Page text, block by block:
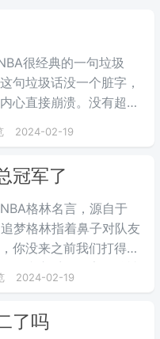
很经典的一句垃圾
句垃圾话没一个脏字，
心直接崩溃。没有超强
2024-02-19
冠军了
格林名言，源自于
梦格林指着鼻子对队友
你没来之前我们打得更
！内心受到伤害的杀神
2024-02-19
了吗